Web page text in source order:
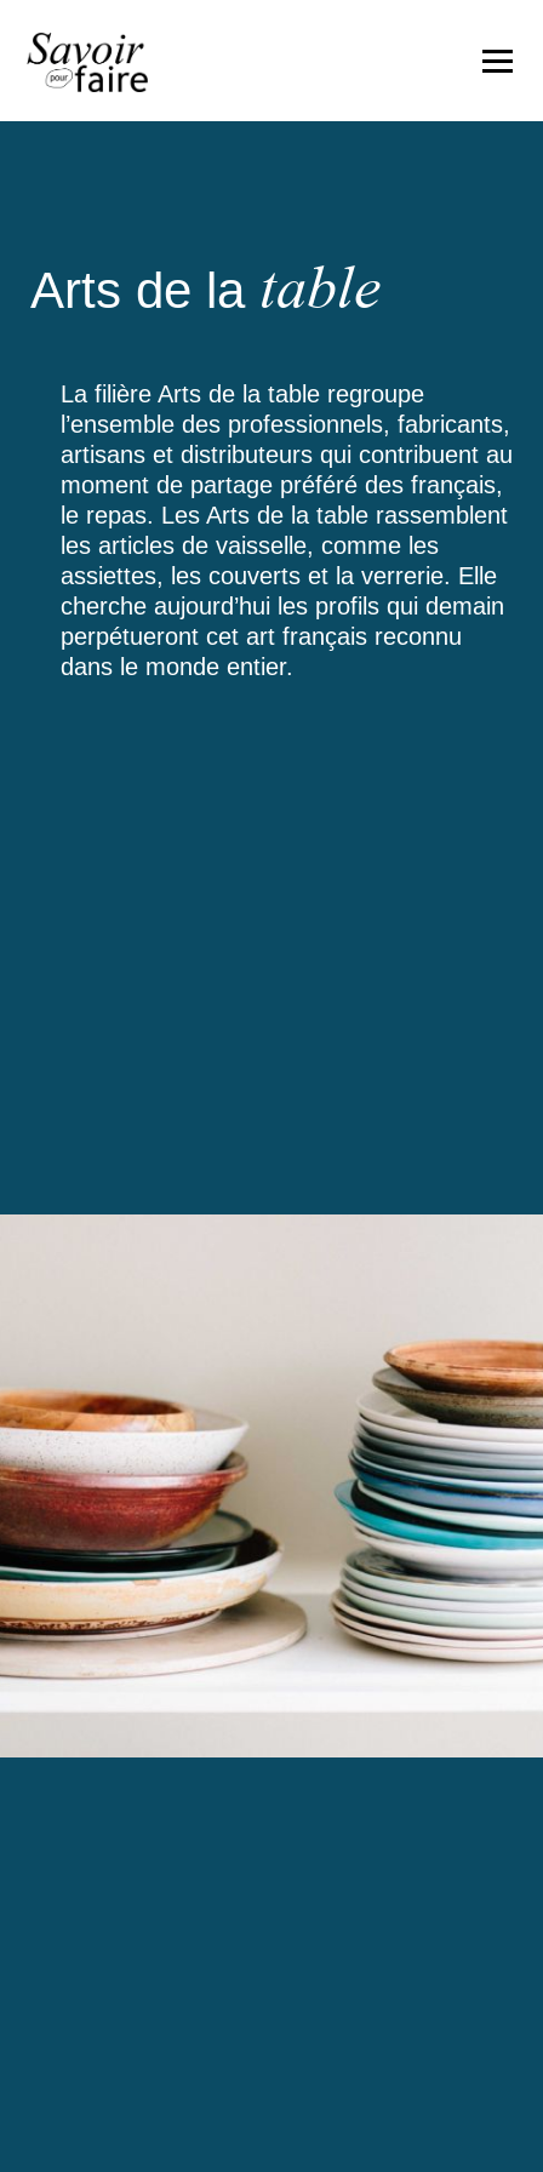
Arts de la table
La filière Arts de la table regroupe
l’ensemble des professionnels, fabricants,
artisans et distributeurs qui contribuent au
moment de partage préféré des français,
le repas. Les Arts de la table rassemblent
les articles de vaisselle, comme les
assiettes, les couverts et la verrerie. Elle
cherche aujourd’hui les profils qui demain
perpétueront cet art français reconnu
dans le monde entier.